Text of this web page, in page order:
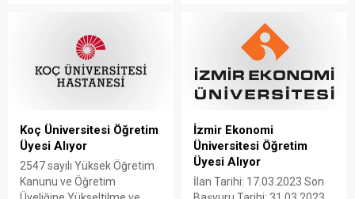
kabul etmektedir.
Atanma Yönetmeliğinin ilgili
maddeleri uyarınca,
Üniversitemiz Öğretim
Üyeliğine Yükseltme ve
Atama Kriterlerini sağlamış
olmak koşuluyla Öğretim
BÖLÜMÜ ANABİLİM DALI/
BİLİM DALI/ PROGRAM
KADRO UNVANI ADET Tıp
Fakültesi Cerrahi Tıp
Koç Üniversitesi Öğretim
Üyesi Alıyor
2547 sayılı Yüksek Öğretim
Kanunu ve Öğretim
İzmir Ekonomi
Üniversitesi Öğretim
Üyesi Alıyor
İlan Tarihi: 17.03.2023 Son